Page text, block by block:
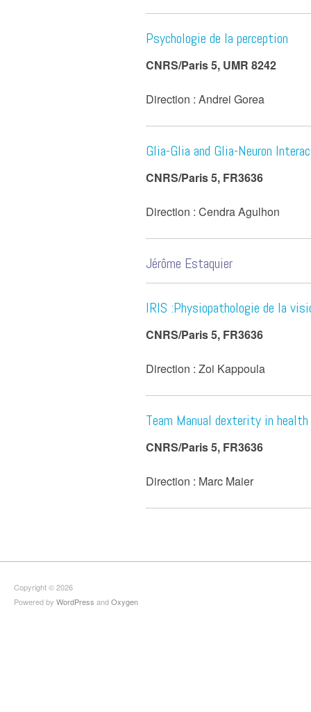
Psychologie de la perception
CNRS/Paris 5, UMR 8242
Direction : Andrei Gorea
Glia-Glia and Glia-Neuron
CNRS/Paris 5, FR3636
Direction : Cendra Agulhon
Jérôme Estaquier
IRIS :Physiopathologie de la
CNRS/Paris 5, FR3636
Direction : Zoi Kappoula
Team Manual dexterity in health
CNRS/Paris 5, FR3636
Direction : Marc Maier
Copyright © 2026
Powered by WordPress andOxygen